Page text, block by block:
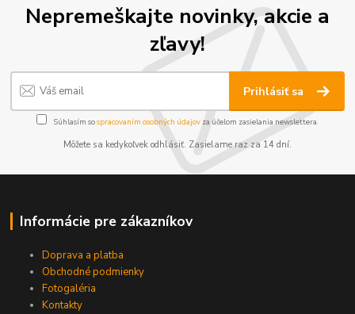
Nepremeškajte novinky, akcie a
zľavy!
Prihlásiť sa
Súhlasím sospracovaním osobných údajov za účelom zasielania newslettera.
Môžete sa kedykoľvek odhlásiť. Zasielame raz za 14 dní.
Informácie pre zákazníkov
Doprava a platba
Obchodné podmienky
Fotogaléria
Kontakty